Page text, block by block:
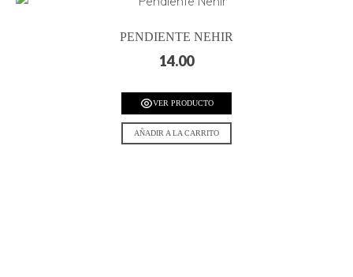
PENDIENTE NEHIR
14.00
VER PRODUCTO
AÑADIR A LA CARRITO